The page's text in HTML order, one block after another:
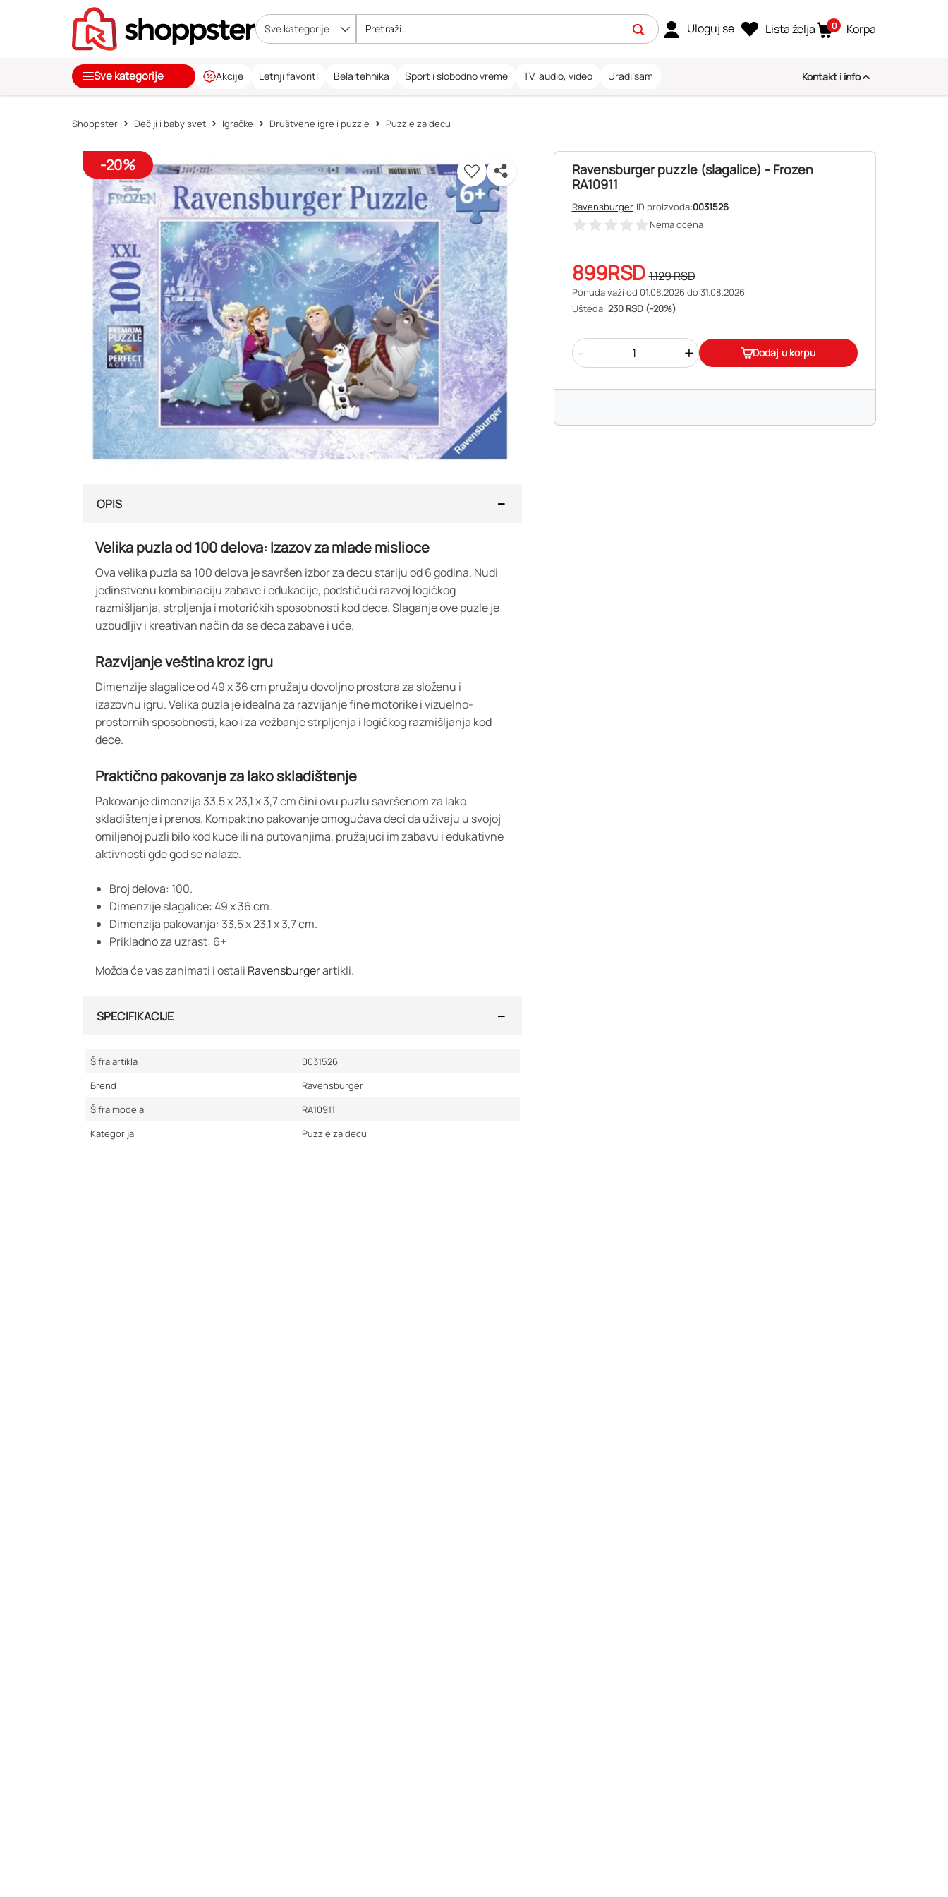
Sve kategorije Uloguj se Lista želja 0 Korpa
Sve kategorije Akcije Letnji favoriti Bela tehnika Sport i slobodno vreme TV, audio, video Uradi sam Kontakt i info
Shoppster Dečiji i baby svet Igračke Društvene igre i puzzle Puzzle za decu
Ravensburger puzzle (slagalice) - Frozen
RA10911
Ravensburger ID proizvoda:0031526
Nema ocena
899RSD 1.129RSD
Ponuda važi od 01.08.2026 do 31.08.2026
Ušteda: 230 RSD (-20%)
- + Dodaj u korpu
-20%
OPIS
Velika puzla od 100 delova: Izazov za mlade mislioce
Ova velika puzla sa 100 delova je savršen izbor za decu stariju od 6 godina. Nudi
jedinstvenu kombinaciju zabave i edukacije, podstičući razvoj logičkog
razmišljanja, strpljenja i motoričkih sposobnosti kod dece. Slaganje ove puzle je
uzbudljiv i kreativan način da se deca zabave i uče.
Razvijanje veština kroz igru
Dimenzije slagalice od 49 x 36 cm pružaju dovoljno prostora za složenu i
izazovnu igru. Velika puzla je idealna za razvijanje fine motorike i vizuelno-
prostornih sposobnosti, kao i za vežbanje strpljenja i logičkog razmišljanja kod
dece.
Praktično pakovanje za lako skladištenje
Pakovanje dimenzija 33,5 x 23,1 x 3,7 cm čini ovu puzlu savršenom za lako
skladištenje i prenos. Kompaktno pakovanje omogućava deci da uživaju u svojoj
omiljenoj puzli bilo kod kuće ili na putovanjima, pružajući im zabavu i edukativne
aktivnosti gde god se nalaze.
Broj delova: 100.
Dimenzije slagalice: 49 x 36 cm.
Dimenzija pakovanja: 33,5 x 23,1 x 3,7 cm.
Prikladno za uzrast: 6+
Možda će vas zanimati i ostali Ravensburgerartikli.
SPECIFIKACIJE
Šifra artikla
0031526
Brend
Ravensburger
Šifra modela
RA10911
Kategorija
Puzzle za decu